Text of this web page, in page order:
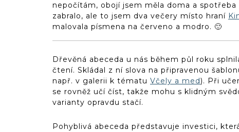
nepočítám, obojí jsem měla doma a
zabralo, ale to jsem dva večery místo hraní
malovala písmena na červeno a modro. 🙂
Dřevěná abeceda u nás během půl roku
čtení. Skládal z ní slova na připravenou
např. v galerii k tématu Včely a med). Při
se rovněž učí číst, takže mohu s klidným
varianty opravdu stačí.
Pohyblivá abeceda představuje investici,